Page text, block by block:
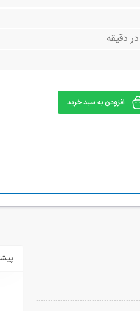
دقیقه
افزودن به سبد خرید